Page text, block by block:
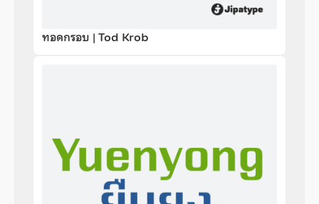
ทอดกรอบ | Tod Krob